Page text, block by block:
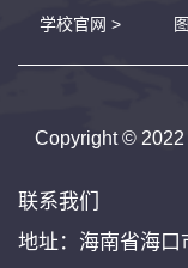
学校官网 >
Copyright © 2022
联系我们
地址：海南省海口